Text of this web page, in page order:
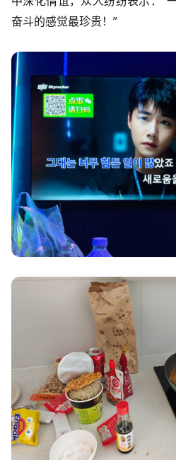
奋斗的感觉最珍贵！”​